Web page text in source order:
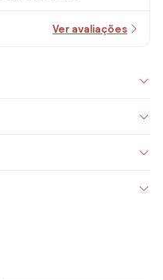
Ver avaliações